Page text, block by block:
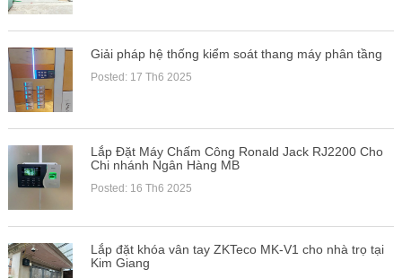
Giải pháp hệ thống kiểm soát thang máy phân tầng
Posted: 17 Th6 2025
Lắp Đặt Máy Chấm Công Ronald Jack RJ2200 Cho
Chi nhánh Ngân Hàng MB
Posted: 16 Th6 2025
Lắp đặt khóa vân tay ZKTeco MK-V1 cho nhà trọ tại
Kim Giang